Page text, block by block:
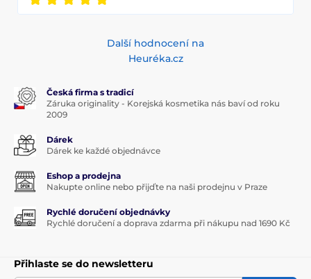
Další hodnocení na
Heuréka.cz
Česká firma s tradicí
Záruka originality - Korejská kosmetika nás baví od roku
2009
Dárek
Dárek ke každé objednávce
Eshop a prodejna
Nakupte online nebo přijďte na naši prodejnu v Praze
Rychlé doručení objednávky
Rychlé doručení a doprava zdarma při nákupu nad 1690 Kč
Přihlaste se do newsletteru